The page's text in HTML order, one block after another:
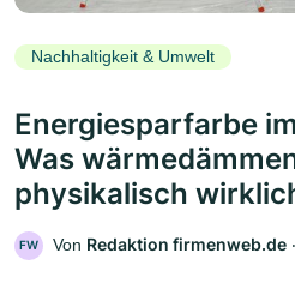
Nachhaltigkeit & Umwelt
Energiesparfarbe
Was
physikalisch
FW Von Redaktion firmenweb.de ‧